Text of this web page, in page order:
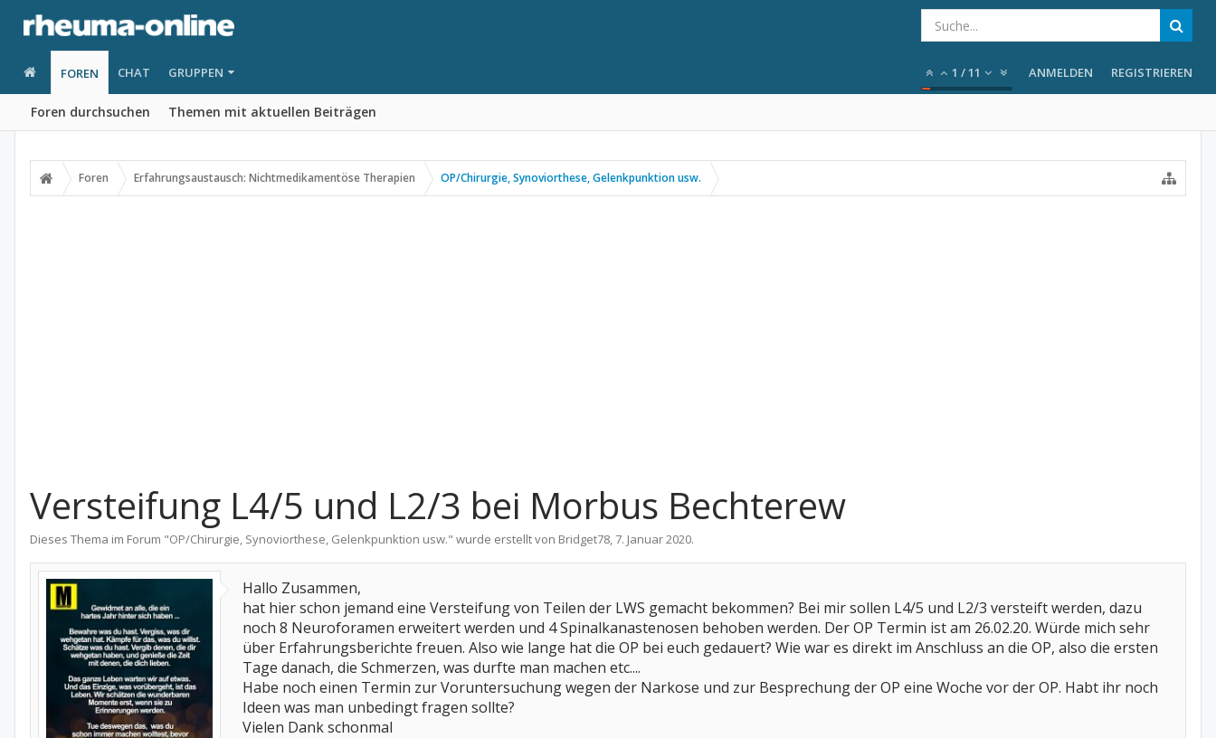
FOREN
Foren durchsuchen Themen mit aktuellen Beiträgen
CHAT GRUPPEN 1 /11 ANMELDEN REGISTRIEREN
Foren Erfahrungsaustausch: Nichtmedikamentöse Therapien OP/Chirurgie, Synoviorthese, Gelenkpunktion usw.
Versteifung L4/5 und L2/3 bei Morbus Bechterew
Dieses Thema im Forum "OP/Chirurgie, Synoviorthese, Gelenkpunktion usw." wurde erstellt von Bridget78, 7. Januar 2020.
Hallo Zusammen,
hat hier schon jemand eine Versteifung von Teilen der LWS gemacht bekommen? Bei mir sollen L4/5 und L2/3 versteift werden, dazu
noch 8 Neuroforamen erweitert werden und 4 Spinalkanastenosen behoben werden. Der OP Termin ist am 26.02.20. Würde mich sehr
über Erfahrungsberichte freuen. Also wie lange hat die OP bei euch gedauert? Wie war es direkt im Anschluss an die OP, also die ersten
Tage danach, die Schmerzen, was durfte man machen etc....
Habe noch einen Termin zur Voruntersuchung wegen der Narkose und zur Besprechung der OP eine Woche vor der OP. Habt ihr noch
Ideen was man unbedingt fragen sollte?
Vielen Dank schonmal